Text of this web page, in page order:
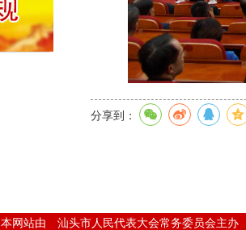
分享到：
本网站由 汕头市人民代表大会常务委员会主